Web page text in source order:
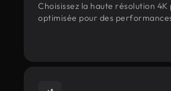
Choisissez la haute résolution
optimisée pour des